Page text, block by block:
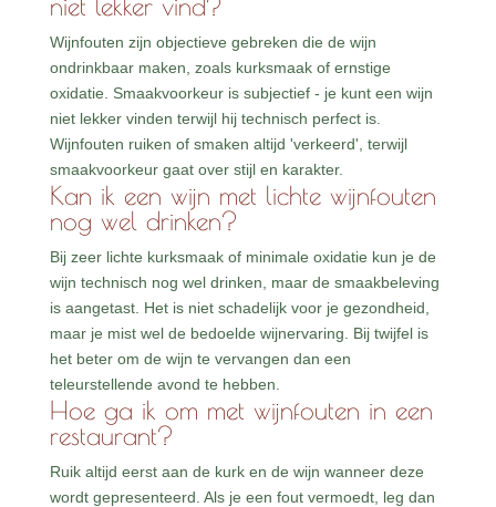
niet lekker vind?
Wijnfouten zijn objectieve gebreken die de wijn
ondrinkbaar maken, zoals kurksmaak of ernstige
oxidatie. Smaakvoorkeur is subjectief - je kunt een wijn
niet lekker vinden terwijl hij technisch perfect is.
Wijnfouten ruiken of smaken altijd 'verkeerd', terwijl
smaakvoorkeur gaat over stijl en karakter.
Kan ik een wijn met lichte wijnfouten
nog wel drinken?
Bij zeer lichte kurksmaak of minimale oxidatie kun je de
wijn technisch nog wel drinken, maar de smaakbeleving
is aangetast. Het is niet schadelijk voor je gezondheid,
maar je mist wel de bedoelde wijnervaring. Bij twijfel is
het beter om de wijn te vervangen dan een
teleurstellende avond te hebben.
Hoe ga ik om met wijnfouten in een
restaurant?
Ruik altijd eerst aan de kurk en de wijn wanneer deze
wordt gepresenteerd. Als je een fout vermoedt, leg dan